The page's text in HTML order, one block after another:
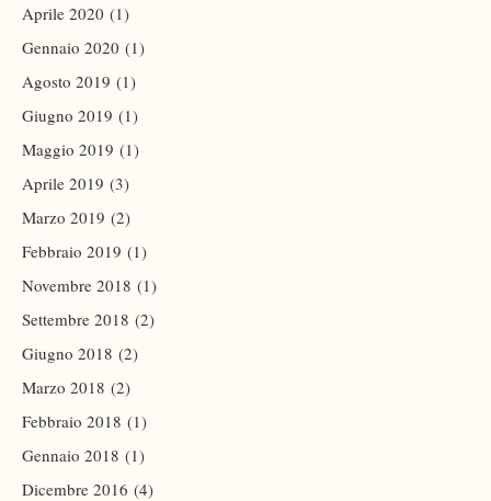
Aprile 2020 (1)
Gennaio 2020 (1)
Agosto 2019 (1)
Giugno 2019 (1)
Maggio 2019 (1)
Aprile 2019 (3)
Marzo 2019 (2)
Febbraio 2019 (1)
Novembre 2018 (1)
Settembre 2018 (2)
Giugno 2018 (2)
Marzo 2018 (2)
Febbraio 2018 (1)
Gennaio 2018 (1)
Dicembre 2016 (4)